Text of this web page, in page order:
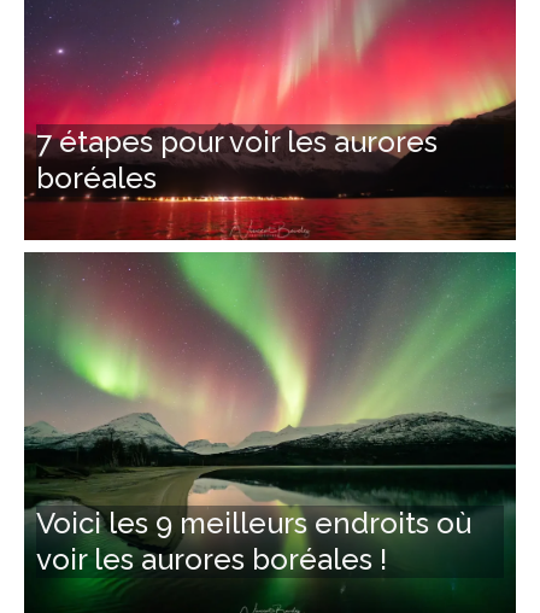
7 étapes pour voir les aurores
boréales
Voici les 9 meilleurs endroits où
voir les aurores boréales !